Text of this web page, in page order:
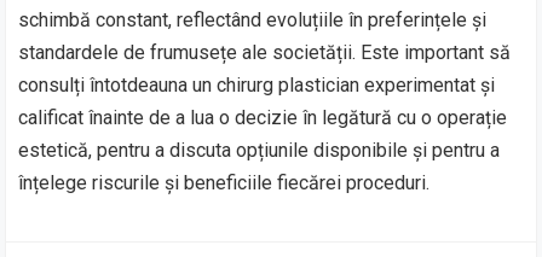
schimbă constant, reflectând evoluțiile în preferințele și
standardele de frumusețe ale societății. Este important să
consulți întotdeauna un chirurg plastician experimentat și
calificat înainte de a lua o decizie în legătură cu o operație
estetică, pentru a discuta opțiunile disponibile și pentru a
înțelege riscurile și beneficiile fiecărei proceduri.